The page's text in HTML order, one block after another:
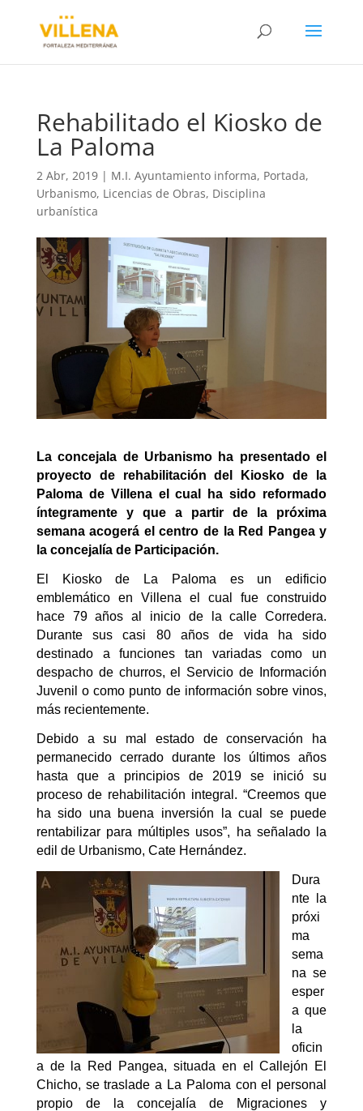
Rehabilitado el Kiosko de
La Paloma
2 Abr, 2019| M.I. Ayuntamiento informa, Portada,
Urbanismo, Licencias de Obras, Disciplina
urbanística
La concejala de Urbanismo ha presentado el
proyecto de rehabilitación del Kiosko de la
Paloma de Villena el cual ha sido reformado
íntegramente y que a partir de la próxima
semana acogerá el centro de la Red Pangea y
la concejalía de Participación.
El Kiosko de La Paloma es un edificio
emblemático en Villena el cual fue construido
hace 79 años al inicio de la calle Corredera.
Durante sus casi 80 años de vida ha sido
destinado a funciones tan variadas como un
despacho de churros, el Servicio de Información
Juvenil o como punto de información sobre vinos,
más recientemente.
Debido a su mal estado de conservación ha
permanecido cerrado durante los últimos años
hasta que a principios de 2019 se inició su
proceso de rehabilitación integral. “Creemos que
ha sido una buena inversión la cual se puede
rentabilizar para múltiples usos”, ha señalado la
edil de Urbanismo, Cate Hernández.
Dura
nte la
próxi
ma
sema
na se
esper
a que
la
oficin
a de la Red Pangea, situada en el Callejón El
Chicho, se traslade a La Paloma con el personal
propio de la concejalía de Migraciones y